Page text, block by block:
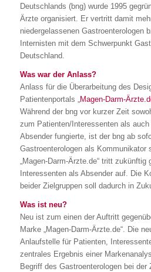
Deutschlands (bng) wurde 1995
Ärzte organisiert. Er vertritt damit
niedergelassenen Gastroenterologen
Internisten mit dem Schwerpunkt
Deutschland.
Was war der Anlass?
Anlass für die Überarbeitung des
Patientenportals „Magen-Darm-
Während der bng vor kurzer Zeit
zum Patienten/Interessenten als
Absender fungierte, ist der bng ab
Gastroenterologen als Kommunikator
„Magen-Darm-Ärzte.de“ tritt zukünftig
Interessenten als Absender auf. Die
beider Zielgruppen soll dadurch in
Was ist neu?
Neu ist zum einen der Auftritt
Marke „Magen-Darm-Ärzte.de“. Die
Anlaufstelle für Patienten,
zentrales Ergebnis einer
Begriff des Gastroenterologen bei der